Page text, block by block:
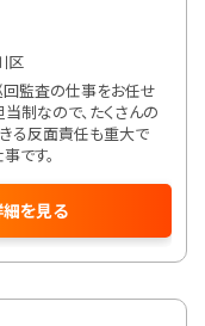
を見る
区
監査の仕事をお任せ
制なので、たくさんの
る反面責任も重大で
です。